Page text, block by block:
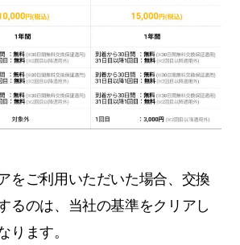
をご利用いただいた場合、交換
るのは、当社の基準をクリアし
ります。